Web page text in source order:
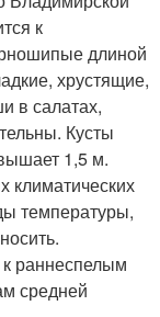
к
длиной
хрустящие,
в салатах,
Кусты
1,5 м.
климатических
температуры,
к раннеспелым
средней